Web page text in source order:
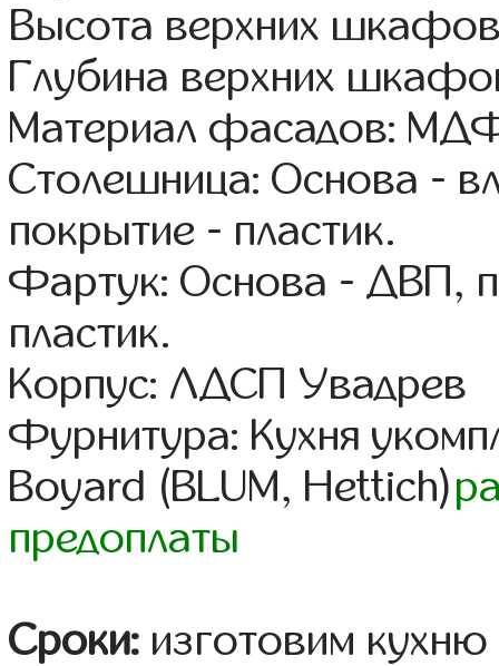
Высота верхних
Глубина верхних
Материал фасадов:
Столешница: Основа -
покрытие - пластик.
Фартук: Основа - ДВП,
пластик.
Корпус: ЛДСП Увадрев
Фурнитура: Кухня
Boyard (BLUM, Hettich)
предоплаты
Сроки: изготовим